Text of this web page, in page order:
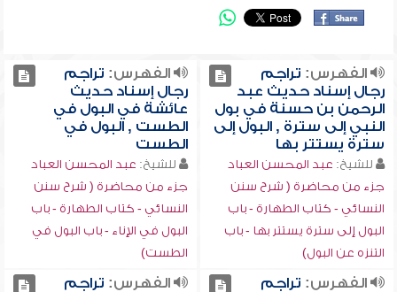
الفهرس: تراجم
رجال إسناد حديث عبد
الرحمن بن حسنة في بول
النبي إلى سترة , البول إلى
سترة يستتر بها
للشيخ: عبد المحسن العباد
جزء من محاضرة ( شرح سنن
النسائي - كتاب الطهارة - باب
البول إلى سترة يستتر بها - باب
التنزه عن البول)
الفهرس: تراجم
رجال إسناد حديث
عائشة في البول في
الطست , البول في
الطست
للشيخ: عبد المحسن العباد
جزء من محاضرة ( شرح سنن
النسائي - كتاب الطهارة - باب
البول في الإناء - باب البول في
الطست)
الفهرس: تراجم
الفهرس: تراجم